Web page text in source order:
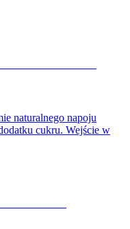
naturalnego napoju
cukru. Wejście w